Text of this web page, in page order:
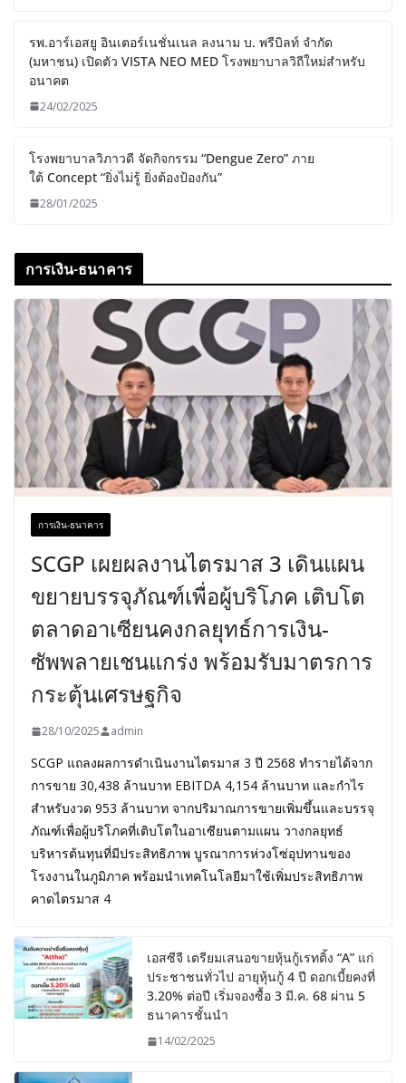
รพ.อาร์เอสยู อินเตอร์เนชั่นเนล ลงนาม บ. พรีบิลท์ จํากัด
(มหาชน) เปิดตัว VISTA NEO MED โรงพยาบาลวิถีใหม่สำหรับ
อนาคต
24/02/2025
โรงพยาบาลวิภาวดี จัดกิจกรรม “Dengue Zero” ภาย
ใต้ Concept “ยิ่งไม่รู้ ยิ่งต้องป้องกัน”
28/01/2025
การเงิน-ธนาคาร
การเงิน-ธนาคาร
SCGP เผยผลงานไตรมาส 3 เดินแผน
ขยายบรรจุภัณฑ์เพื่อผู้บริโภค เติบโต
ตลาดอาเซียนคงกลยุทธ์การเงิน-
ซัพพลายเชนแกร่ง พร้อมรับมาตรการ
กระตุ้นเศรษฐกิจ
28/10/2025 admin
SCGP แถลงผลการดำเนินงานไตรมาส 3 ปี 2568 ทำรายได้จาก
การขาย 30,438 ล้านบาท EBITDA 4,154 ล้านบาท และกำไร
สำหรับงวด 953 ล้านบาท จากปริมาณการขายเพิ่มขึ้นและบรรจุ
ภัณฑ์เพื่อผู้บริโภคที่เติบโตในอาเซียนตามแผน วางกลยุทธ์
บริหารต้นทุนที่มีประสิทธิภาพ บูรณาการห่วงโซ่อุปทานของ
โรงงานในภูมิภาค พร้อมนำเทคโนโลยีมาใช้เพิ่มประสิทธิภาพ
คาดไตรมาส 4
เอสซีจี เตรียมเสนอขายหุ้นกู้เรทติ้ง “A” แก่
ประชาชนทั่วไป อายุหุ้นกู้ 4 ปี ดอกเบี้ยคงที่
3.20% ต่อปี เริ่มจองซื้อ 3 มี.ค. 68 ผ่าน 5
ธนาคารชั้นนำ
14/02/2025